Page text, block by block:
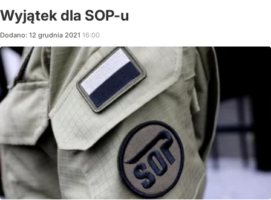
Wyjątek dla SOP-u
Dodano: 12 grudnia 2021 16:00